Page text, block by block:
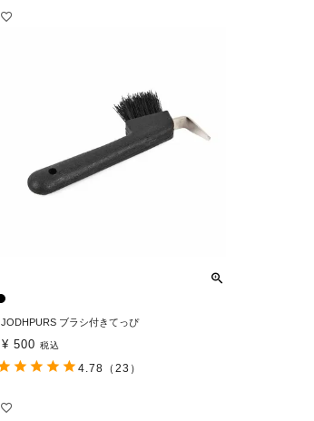
JODHPURS ブラシ付きてっぴ
¥ 500 税込
4.78 （23）